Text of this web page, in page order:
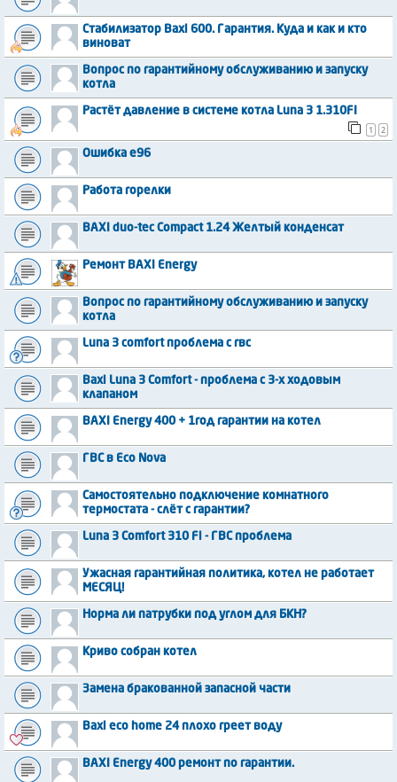
Стабилизатор Baxi 600. Гарантия. Куда и как и кто
виноват
Вопрос по гарантийному обслуживанию и запуску
котла
Растёт давление в системе котла Luna 3 1.310FI
1
2
Ошибка е96
Работа горелки
BAXI duo-tec Compact 1.24 Желтый конденсат
Ремонт BAXI Energy
Вопрос по гарантийному обслуживанию и запуску
котла
Luna 3 comfort проблема с гвс
Baxi Luna 3 Comfort - проблема с 3-х ходовым
клапаном
BAXI Energy 400 + 1год гарантии на котел
ГВС в Eco Nova
Самостоятельно подключение комнатного
термостата - слёт с гарантии?
Luna 3 Comfort 310 Fi - ГВС проблема
Ужасная гарантийная политика, котел не работает
МЕСЯЦ!
Норма ли патрубки под углом для БКН?
Криво собран котел
Замена бракованной запасной части
Baxi eco home 24 плохо греет воду
BAXI Energy 400 ремонт по гарантии.